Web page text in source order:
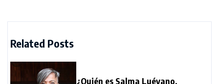
Related Posts
¿Quién es Salma Luévano,